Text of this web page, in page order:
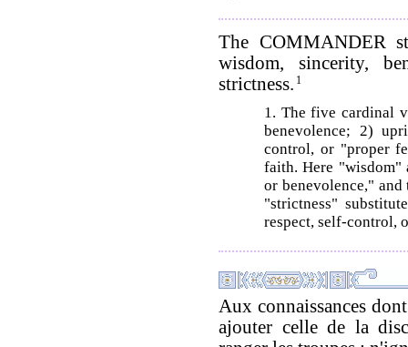
The COMMANDER
wisdom, sincerity,
strictness. 1
1. The five cardinal
benevolence; 2)
control, or "proper
faith. Here "wisdom"
or benevolence,"
"strictness"
respect, self-control,
Aux connaissances
ajouter celle de la